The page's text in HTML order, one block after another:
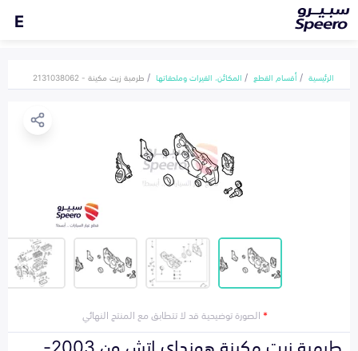
E
الرئيسية أقسام القطع المكائن، القيرات وملحقاتها طرمبة زيت مكينة - 2131038062
*الصورة توضيحية قد لا تتطابق مع المنتج النهائي